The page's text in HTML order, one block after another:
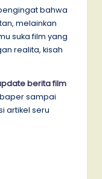
bahwa
melainkan
suka film yang
realita, kisah
berita film
sampai
artikel seru